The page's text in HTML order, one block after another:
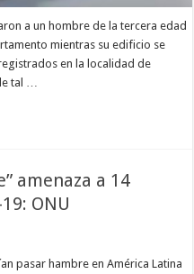
a un hombre de la tercera edad
mientras su edificio se
en la localidad de
tal …
amenaza a 14
ONU
pasar hambre en América Latina